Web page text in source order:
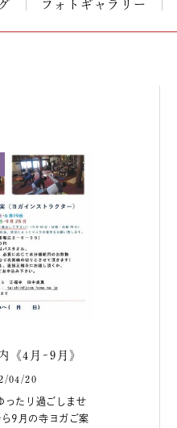
フォトギャラリー
《4月~9月》
04/20
ったり過ごしませ
9月の寺ヨガご案